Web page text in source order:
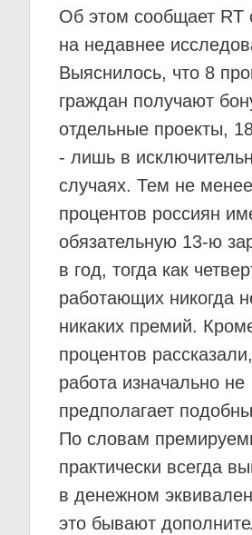
Об этом сообщает RT
на недавнее
Выяснилось, что 8
граждан получают
отдельные проекты,
- лишь в
случаях. Тем не
процентов россиян
обязательную 13-ю
в год, тогда как
работающих никогда
никаких премий.
процентов
работа изначально не
предполагает
По словам
практически всегда
в денежном
это бывают